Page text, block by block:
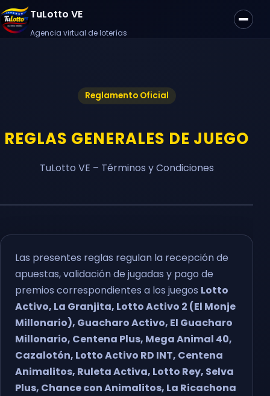
TuLotto VE
Agencia virtual de loterías
Reglamento Oficial
REGLAS GENERALES DE JUEGO
TuLotto VE – Términos y Condiciones
Las presentes reglas regulan la recepción de
apuestas, validación de jugadas y pago de
premios correspondientes a los juegos Lotto
Activo, La Granjita, Lotto Activo 2 (El Monje
Millonario), Guacharo Activo, El Guacharo
Millonario, Centena Plus, Mega Animal 40,
Cazalotón, Lotto Activo RD INT, Centena
Animalitos, Ruleta Activa, Lotto Rey, Selva
Plus, Chance con Animalitos, La Ricachona